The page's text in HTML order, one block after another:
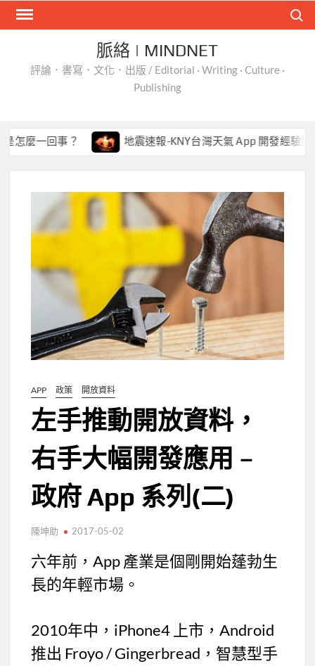
Skip
脈絡 | MINDNET
評論．書寫．文化．出版 / Editorial · Writing · Culture ·
Publishing
地震速報-KNY台灣天氣 App 開發經驗談 從上帝
APP 政策 開放資料
左手推動開放資料，
右手大幅開發應用 –
政府 App 系列(二)
陳坤助 2017-05-02
六年前，App 產業是個剛開始蓬勃生
長的年輕市場。
2010年中，iPhone4 上市，Android
推出 Froyo / Gingerbread，智慧型手